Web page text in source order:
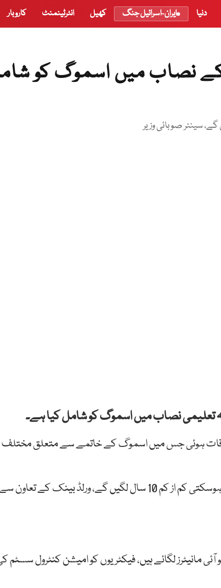
دنیا ایران-اسرائیل جنگ کھیل انٹرٹینمنٹ کاروبار
کے نصاب میں اسموگ کو
تعلیمی نصاب میں اسموگ کو شامل کیا ہے۔
ملاقات ہوئی جس میں اسموگ کے خاتمے سے متعلق مختلف
صوبائی وزیر نے کہا کہ اسموگ ایک رات میں ختم نہیں ہوسکتی کم از کم 10 سال لگیں گے، ورلڈ بینک کے تعاون
کہ اسموگ کیلکولیشن کے لیے 6 اے کیو آئی مانیٹرز لگائے ہیں، فیکٹریوں کو امیشن کنٹرول